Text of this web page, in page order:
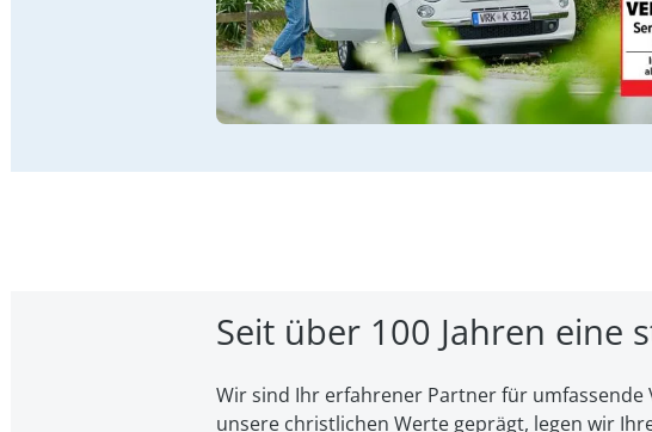
Seit über 100 Jahren eine
Wir sind Ihr erfahrener Partner für umfassende
unsere christ­li­chen Werte geprägt, legen wir